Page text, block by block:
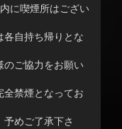
に喫煙所はござい
自持ち帰りとな
ご協力をお願い
禁煙となってお
めご了承下さ